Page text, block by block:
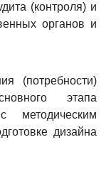
(контроля) и
органов и
(потребности)
этапа
методическим
дизайна